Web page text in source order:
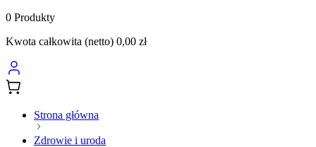
0 Produkty
Kwota całkowita (netto) 0,00 zł
Strona główna
Zdrowie i uroda